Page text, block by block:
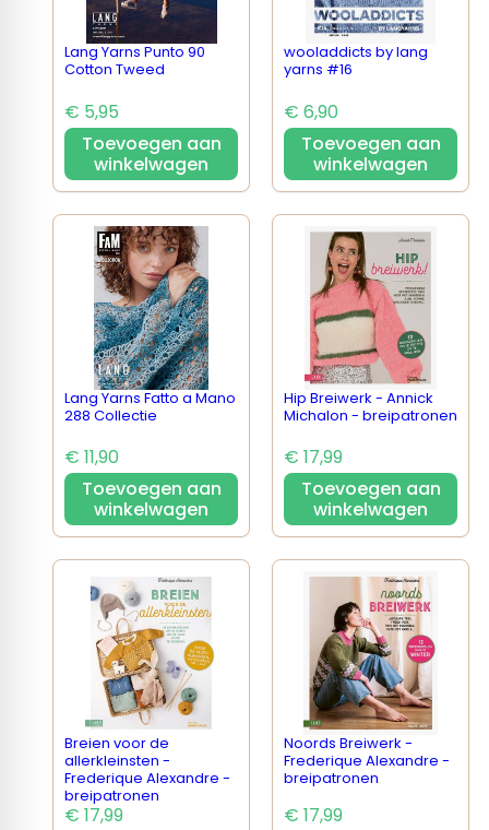
Lang Yarns Punto 90
Cotton Tweed
€ 5,95
Toevoegen aan
winkelwagen
wooladdicts by lang
yarns #16
€ 6,90
Toevoegen aan
winkelwagen
Lang Yarns Fatto a Mano
288 Collectie
€ 11,90
Toevoegen aan
winkelwagen
Hip Breiwerk - Annick
Michalon - breipatronen
€ 17,99
Toevoegen aan
winkelwagen
Breien voor de
allerkleinsten -
Frederique Alexandre -
breipatronen
€ 17,99
Noords Breiwerk -
Frederique Alexandre -
breipatronen
€ 17,99